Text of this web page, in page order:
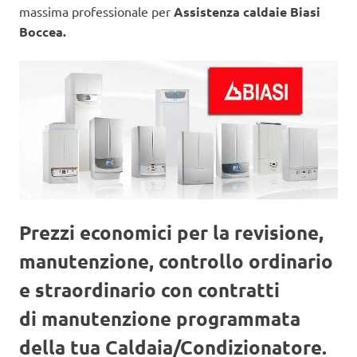
massima professionale per Assistenza caldaie Biasi
Boccea.
Prezzi economici per la revisione,
manutenzione, controllo ordinario
e straordinario con contratti
di manutenzione programmata
della tua Caldaia/Condizionatore.